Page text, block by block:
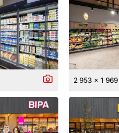
2 953 x 1 969